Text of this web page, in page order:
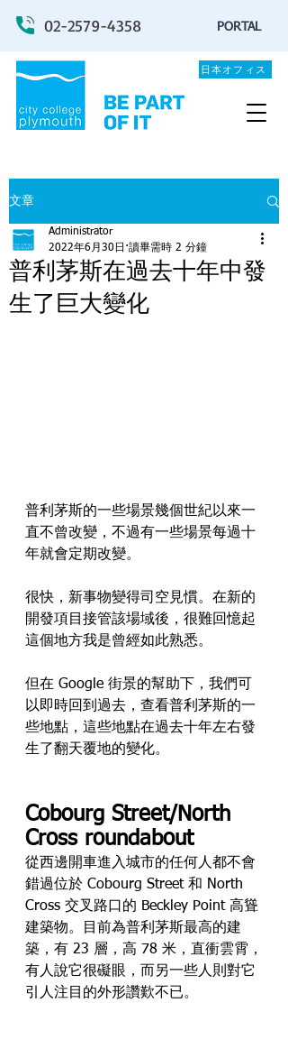
日本オフィス
02-2579-4358 PORTAL
文章
普利茅斯在過去十年中發
生了巨大變化
Administrator
2022年6月30日 讀畢需時 2 分鐘
普利茅斯的一些場景幾個世紀以來一
直不曾改變，不過有一些場景每過十
年就會定期改變。
很快，新事物變得司空見慣。在新的
開發項目接管該場域後，很難回憶起
這個地方我是曾經如此熟悉。
但在 Google 街景的幫助下，我們可
以即時回到過去，查看普利茅斯的一
些地點，這些地點在過去十年左右發
生了翻天覆地的變化。
Cobourg Street/North
Cross roundabout
從西邊開車進入城市的任何人都不會
錯過位於 Cobourg Street 和 North
Cross 交叉路口的 Beckley Point 高聳
建築物。目前為普利茅斯最高的建
築，有 23 層，高 78 米，直衝雲霄，
有人說它很礙眼，而另一些人則對它
引人注目的外形讚歎不已。